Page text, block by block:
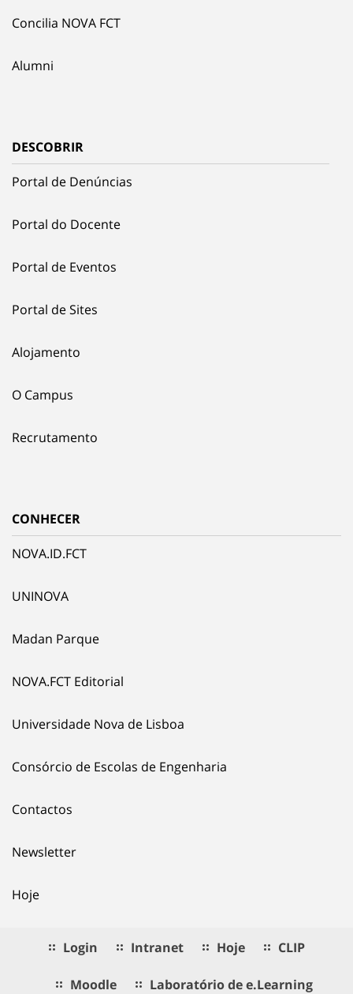
Concilia NOVA FCT
Alumni
DESCOBRIR
Portal de Denúncias
Portal do Docente
Portal de Eventos
Portal de Sites
Alojamento
O Campus
Recrutamento
CONHECER
NOVA.ID.FCT
UNINOVA
Madan Parque
NOVA.FCT Editorial
Universidade Nova de Lisboa
Consórcio de Escolas de Engenharia
Contactos
Newsletter
Hoje
Login Intranet Hoje CLIP
Moodle Laboratório de e.Learning